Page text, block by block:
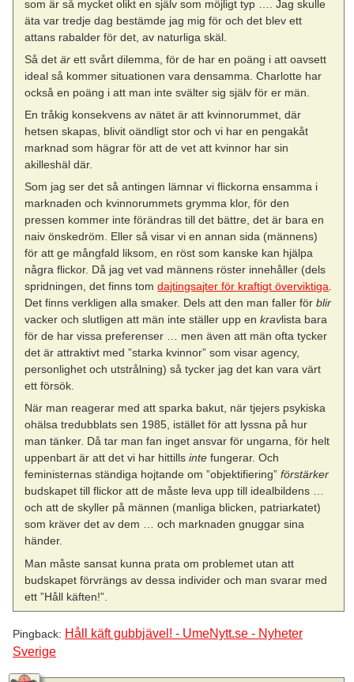
som är så mycket olikt en själv som möjligt typ …. Jag skulle
äta var tredje dag bestämde jag mig för och det blev ett
attans rabalder för det, av naturliga skäl.
Så detär ett svårt dilemma, för de har en poäng i att oavsett
ideal så kommer situationen vara densamma. Charlotte har
också en poäng i att man inte svälter sig själv för er män.
En tråkig konsekvens av nätet är att kvinnorummet, där
hetsen skapas, blivit oändligt stor och vi har en pengakåt
marknad som hägrar för att de vet att kvinnor har sin
akilleshäl där.
Som jag ser det så antingen lämnar vi flickorna ensamma i
marknaden och kvinnorummets grymma klor, för den
pressen kommer inte förändras till det bättre, det är bara en
naiv önskedröm. Eller så visar vi en annan sida (männens)
för att ge mångfald liksom, en röst som kanske kan hjälpa
några flickor. Då jag vet vad männens röster innehåller (dels
spridningen, det finns tomdajtingsajter för kraftigt överviktiga
Det finns verkligen alla smaker. Dels att den man faller förblir
vacker och slutligen att män inte ställer upp enkravlista bara
för de har vissa preferenser … men även att män ofta tycker
det är attraktivt med ”starka kvinnor” som visar agency,
personlighet och utstrålning) så tycker jag det kan vara värt
ett försök.
När man reagerar med att sparka bakut, när tjejers psykiska
ohälsa tredubblats sen 1985, istället för att lyssna på hur
man tänker. Då tar man fan inget ansvar för ungarna, för helt
uppenbart är att det vi har hittillsinte fungerar. Och
feministernas ständiga hojtande om ”objektifiering”förstärker
budskapet till flickor att de måste leva upp till idealbildens …
och att de skyller på männen (manliga blicken, patriarkatet)
som kräver det av dem … och marknaden gnuggar sina
händer.
Man måste sansat kunna prata om problemet utan att
budskapet förvrängs av dessa individer och man svarar med
ett ”Håll käften!”.
Pingback: Håll käft gubbjävel! - UmeNytt.se - Nyheter
Sverige